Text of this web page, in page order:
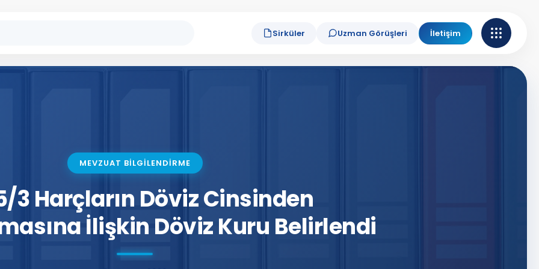
Sirküler Uzman Görüşleri İletişim
MEVZUAT BİLGİLENDİRME
3 Harçların Döviz Cinsinden
İlişkin Döviz Kuru Belirlendi